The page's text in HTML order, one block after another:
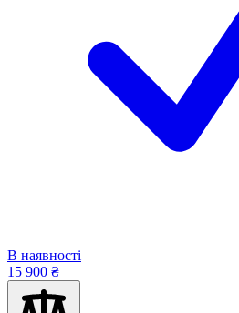
В наявності
15 900 ₴